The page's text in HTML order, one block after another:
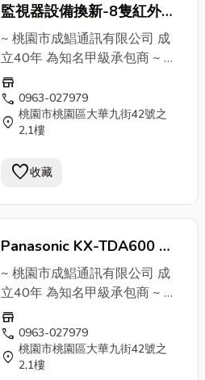
3359911
監視器設備換新-8隻紅外線
防水監視器~桃園成鯧通訊
有限公司~40年經驗甲級承
包商
~ 桃園市成鯧通訊有限公司 成
立40年 為知名甲級承包商 ~ ✔
安裝&維修 電話總機系統 (國際
牌、聯盟、通航、東訊)各大廠
牌 ✔監視器系統 遠端監控 紅外
線高畫質 ✔對講機俞式牌 門禁
鐘✔包案工程大樓配線 ↓↓↓ 連
3359911
store
call 0963-027979
location_on 桃園市桃園區大華九街42號之
2,1樓
favorite收藏
Panasonic KX-TDA600 電
話系統~桃園成鯧通訊有限
公司~40年經驗甲級承包商
~ 桃園市成鯧通訊有限公司 成
立40年 為知名甲級承包商 ~ ✔
安裝&維修 電話總機系統 (國際
牌、聯盟、通航、東訊)各大廠
牌 ✔監視器系統 遠端監控 紅外
線高畫質 ✔對講機俞式牌 門禁
store
call 0963-027979
location_on 桃園市桃園區大華九街42號之
2,1樓